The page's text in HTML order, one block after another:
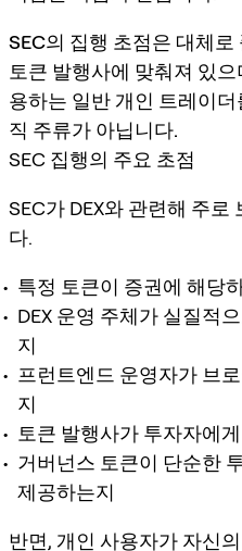
SEC의 집행 초점은 대체
토큰 발행사에 맞춰져 있
용하는 일반 개인 트레이
직 주류가 아닙니다.
SEC 집행의 주요 초점
SEC가 DEX와 관련해 주로
다.
특정 토큰이 증권에 해당
DEX 운영 주체가 실질적
지
프런트엔드 운영자가 브
지
토큰 발행사가 투자자에
거버넌스 토큰이 단순한
제공하는지
반면, 개인 사용자가 자신